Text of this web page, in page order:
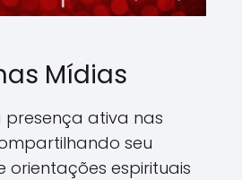
Mídias
presença ativa nas
seu
orientações espirituais